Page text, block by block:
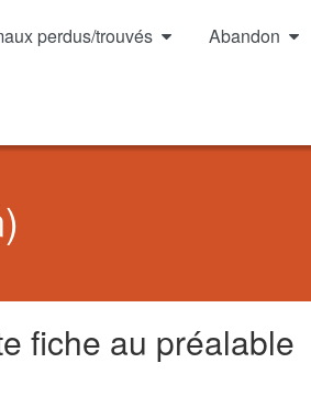
perdus/trouvés Abandon
fiche au préalable